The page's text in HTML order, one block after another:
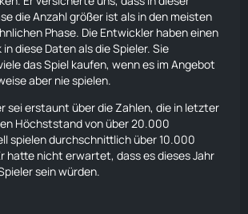
die Anzahl größer ist als in den meisten
Phase. Die Entwickler haben einen
diese Daten als die Spieler. Sie
das Spiel kaufen, wenn es im Angebot
aber nie spielen.
sei erstaunt über die Zahlen, die in letzter
Höchststand von über 20.000
spielen durchschnittlich über 10.000
hatte nicht erwartet, dass es dieses Jahr
sein würden.